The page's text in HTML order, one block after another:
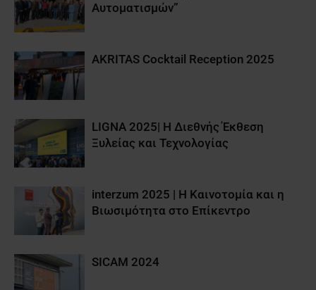
Αυτοματισμών”
AKRITAS Cocktail Reception 2025
LIGNA 2025| Η Διεθνής Έκθεση
Ξυλείας και Τεχνολογίας
interzum 2025 | Η Καινοτομία και η
Βιωσιμότητα στο Επίκεντρο
SICAM 2024